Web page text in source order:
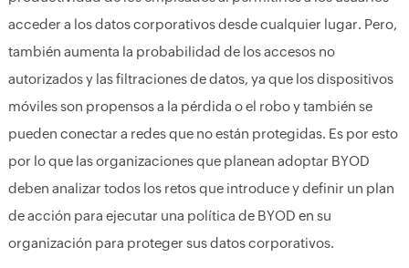
acceder a los datos corporativos desde cualquier lugar. Pero,
también aumenta la probabilidad de los accesos no
autorizados y las filtraciones de datos, ya que los dispositivos
móviles son propensos a la pérdida o el robo y también se
pueden conectar a redes que no están protegidas. Es por esto
por lo que las organizaciones que planean adoptar BYOD
deben analizar todos los retos que introduce y definir un plan
de acción para ejecutar una política de BYOD en su
organización para proteger sus datos corporativos.